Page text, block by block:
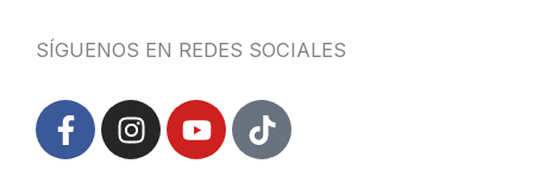
SÍGUENOS EN REDES SOCIALES
F
a
I
n
Y
o
T
i